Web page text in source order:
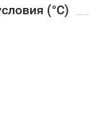
(°С)